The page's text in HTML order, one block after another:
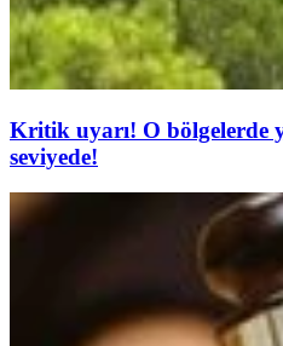
Kritik uyarı! O bölgelerde
seviyede!